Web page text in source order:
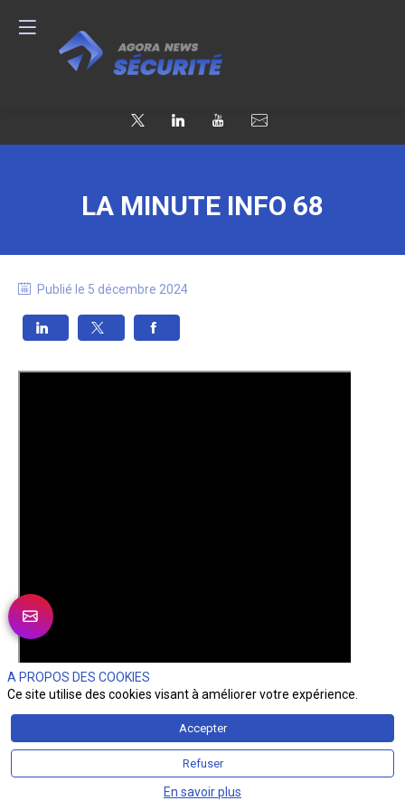
LA MINUTE INFO 68
Publié le 5 décembre 2024
A PROPOS DES COOKIES
Ce site utilise des cookies visant à améliorer votre expérience.
Accepter
Refuser
En savoir plus